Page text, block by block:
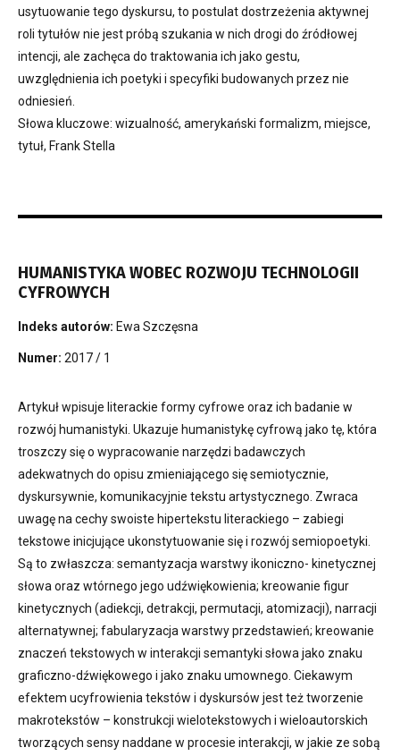
usytuowanie tego dyskursu, to postulat dostrzeżenia aktywnej
roli tytułów nie jest próbą szukania w nich drogi do źródłowej
intencji, ale zachęca do traktowania ich jako gestu,
uwzględnienia ich poetyki i specyfiki budowanych przez nie
odniesień.
Słowa kluczowe: wizualność, amerykański formalizm, miejsce,
tytuł, Frank Stella
HUMANISTYKA WOBEC ROZWOJU TECHNOLOGII
CYFROWYCH
Indeks autorów: Ewa Szczęsna
Numer: 2017 / 1
Artykuł wpisuje literackie formy cyfrowe oraz ich badanie w
rozwój humanistyki. Ukazuje humanistykę cyfrową jako tę, która
troszczy się o wypracowanie narzędzi badawczych
adekwatnych do opisu zmieniającego się semiotycznie,
dyskursywnie, komunikacyjnie tekstu artystycznego. Zwraca
uwagę na cechy swoiste hipertekstu literackiego – zabiegi
tekstowe inicjujące ukonstytuowanie się i rozwój semiopoetyki.
Są to zwłaszcza: semantyzacja warstwy ikoniczno- kinetycznej
słowa oraz wtórnego jego udźwiękowienia; kreowanie figur
kinetycznych (adiekcji, detrakcji, permutacji, atomizacji), narracji
alternatywnej; fabularyzacja warstwy przedstawień; kreowanie
znaczeń tekstowych w interakcji semantyki słowa jako znaku
graficzno-dźwiękowego i jako znaku umownego. Ciekawym
efektem ucyfrowienia tekstów i dyskursów jest też tworzenie
makrotekstów – konstrukcji wielotekstowych i wieloautorskich
tworzących sensy naddane w procesie interakcji, w jakie ze sobą